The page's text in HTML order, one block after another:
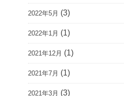
2022年5月 (3)
2022年1月 (1)
2021年12月 (1)
2021年7月 (1)
2021年3月 (3)